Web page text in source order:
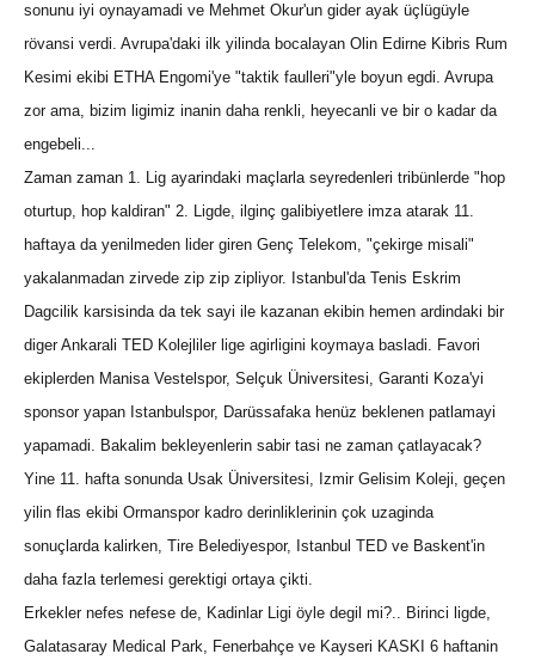
sonunu iyi oynayamadi ve Mehmet Okur'un gider ayak üçlügüyle
rövansi verdi. Avrupa'daki ilk yilinda bocalayan Olin Edirne Kibris Rum
Kesimi ekibi ETHA Engomi'ye "taktik faulleri"yle boyun egdi. Avrupa
zor ama, bizim ligimiz inanin daha renkli, heyecanli ve bir o kadar da
engebeli...
Zaman zaman 1. Lig ayarindaki maçlarla seyredenleri tribünlerde "hop
oturtup, hop kaldiran" 2. Ligde, ilginç galibiyetlere imza atarak 11.
haftaya da yenilmeden lider giren Genç Telekom, "çekirge misali"
yakalanmadan zirvede zip zip zipliyor. Istanbul'da Tenis Eskrim
Dagcilik karsisinda da tek sayi ile kazanan ekibin hemen ardindaki bir
diger Ankarali TED Kolejliler lige agirligini koymaya basladi. Favori
ekiplerden Manisa Vestelspor, Selçuk Üniversitesi, Garanti Koza'yi
sponsor yapan Istanbulspor, Darüssafaka henüz beklenen patlamayi
yapamadi. Bakalim bekleyenlerin sabir tasi ne zaman çatlayacak?
Yine 11. hafta sonunda Usak Üniversitesi, Izmir Gelisim Koleji, geçen
yilin flas ekibi Ormanspor kadro derinliklerinin çok uzaginda
sonuçlarda kalirken, Tire Belediyespor, Istanbul TED ve Baskent'in
daha fazla terlemesi gerektigi ortaya çikti.
Erkekler nefes nefese de, Kadinlar Ligi öyle degil mi?.. Birinci ligde,
Galatasaray Medical Park, Fenerbahçe ve Kayseri KASKI 6 haftanin